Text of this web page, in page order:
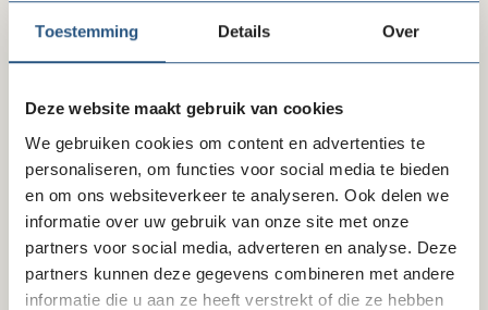
Toestemming Details Over
Deze website maakt gebruik van cookies
We gebruiken cookies om content en advertenties te
personaliseren, om functies voor social media te bieden
en om ons websiteverkeer te analyseren. Ook delen we
informatie over uw gebruik van onze site met onze
partners voor social media, adverteren en analyse. Deze
partners kunnen deze gegevens combineren met andere
informatie die u aan ze heeft verstrekt of die ze hebben
10-07-26
Reactie FD-artikel gegevensverzameling